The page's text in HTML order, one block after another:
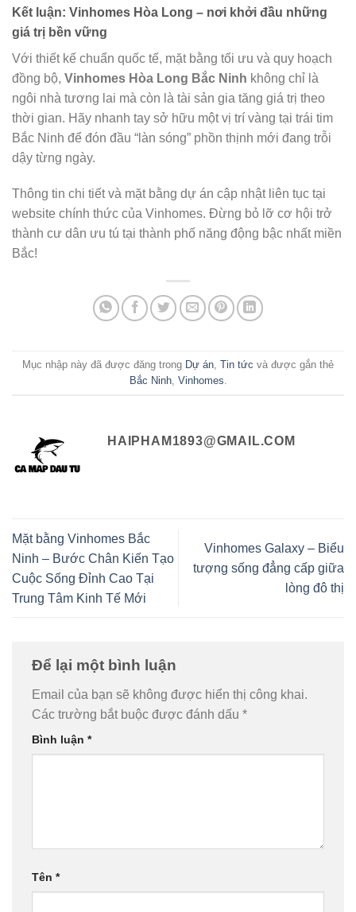
Kết luận: Vinhomes Hòa Long – nơi khởi đầu những
giá trị bền vững
Với thiết kế chuẩn quốc tế, mặt bằng tối ưu và quy hoạch
đồng bộ, Vinhomes Hòa Long Bắc Ninh không chỉ là
ngôi nhà tương lai mà còn là tài sản gia tăng giá trị theo
thời gian. Hãy nhanh tay sở hữu một vị trí vàng tại trái tim
Bắc Ninh để đón đầu “làn sóng” phồn thịnh mới đang trỗi
dậy từng ngày.
Thông tin chi tiết và mặt bằng dự án cập nhật liên tục tại
website chính thức của Vinhomes. Đừng bỏ lỡ cơ hội trở
thành cư dân ưu tú tại thành phố năng động bậc nhất miền
Bắc!
Mục nhập này đã được đăng trong Dự án Tin tức và được gắn thẻ
Bắc Ninh, Vinhomes
HAIPHAM1893@GMAIL.COM
Mặt bằng Vinhomes Bắc
Ninh – Bước Chân Kiến Tạo
Cuộc Sống Đỉnh Cao Tại
Trung Tâm Kinh Tế Mới
Vinhomes Galaxy – Biểu
tượng sống đẳng cấp giữa
lòng đô thị
Để lại một bình luận
Email của bạn sẽ không được hiển thị công khai.
Các trường bắt buộc được đánh dấu *
Bình luận *
Tên *